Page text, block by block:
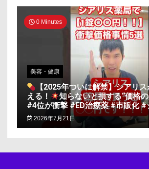
0 Minutes
美容・健康
【2025年ついに解禁】シアリ
える！
知らないと損する“価格
#4位が衝撃 #ED治療薬 #市販化 #
2026年7月21日